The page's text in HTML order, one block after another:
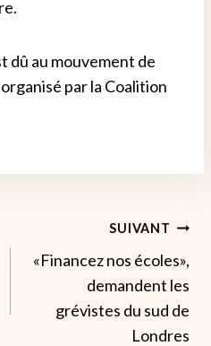
dû au mouvement de
par la Coalition
SUIVANT
«Financez nos écoles»,
demandent les
grévistes du sud de
Londres